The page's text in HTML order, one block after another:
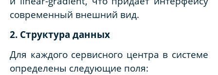
современный внешний вид.
2. Структура данных
Для каждого сервисного центра в системе
определены следующие поля: